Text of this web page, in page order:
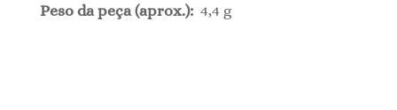
Peso da peça (aprox.): 4,4 g